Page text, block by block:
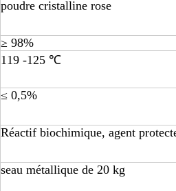
poudre cristalline rose
≥ 98%
119 -125 ℃
≤ 0,5%
Réactif biochimique, agent
seau métallique de 20 kg